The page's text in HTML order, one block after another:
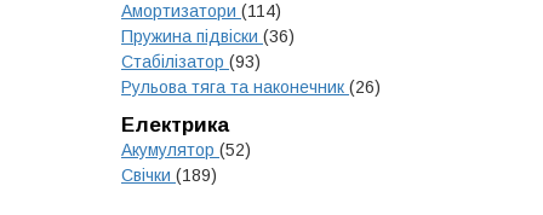
Амортизатори (114)
Пружина підвіски (36)
Стабілізатор (93)
Рульова тяга та наконечник (26)
Електрика
Акумулятор (52)
Свічки (189)